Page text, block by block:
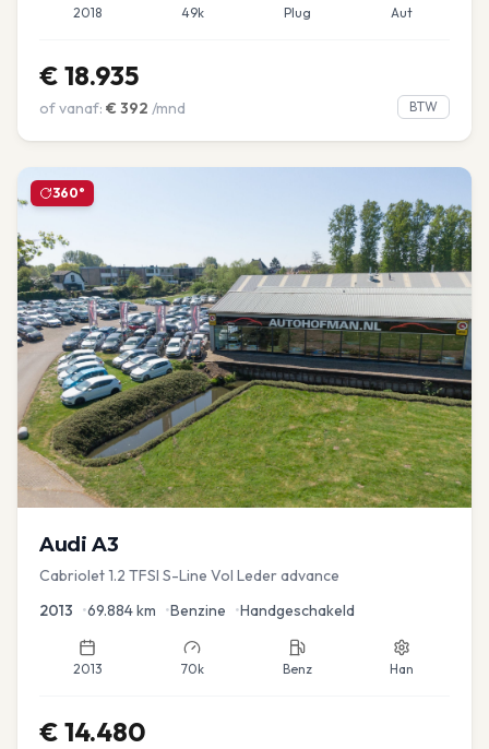
2018 49k Plug Aut
€ 18.935
of vanaf: € 392 /mnd BTW
360°
Audi A3
Cabriolet 1.2 TFSI S-Line Vol Leder advance
2013 •69.884km •Benzine •Handgeschakeld
2013 70k Benz Han
€ 14.480